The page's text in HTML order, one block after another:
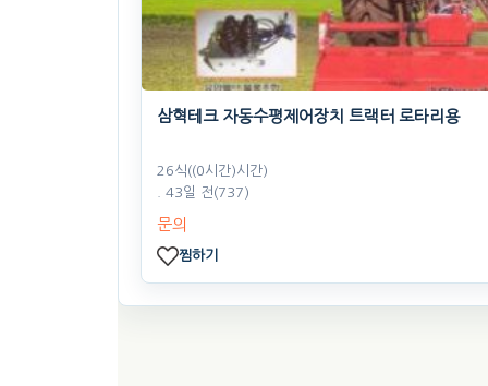
삼혁테크 자동수평제어장치 트랙터 로타리용
26식((0시간)시간)
. 43일 전(737)
문의
찜하기